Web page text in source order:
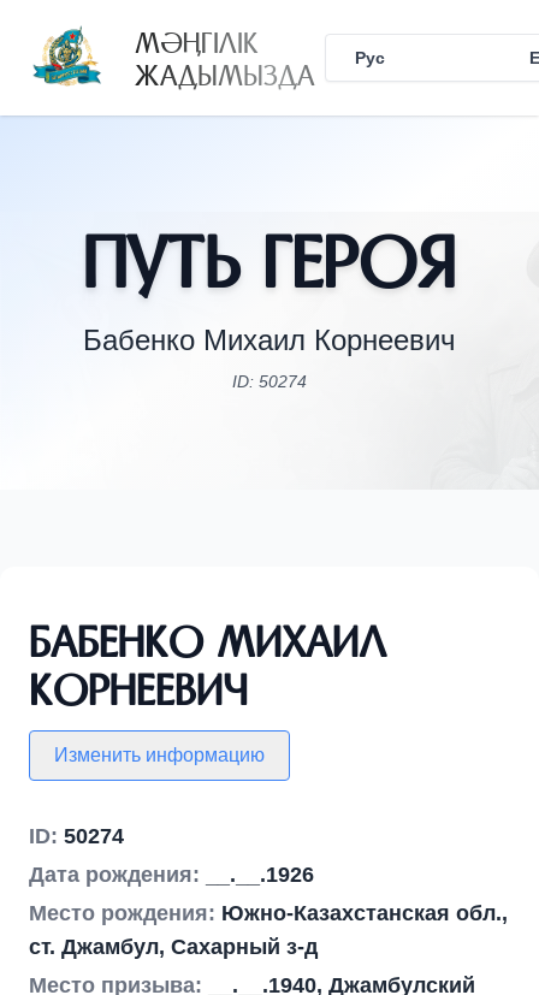
МӘҢГІЛІК
ЖАДЫМЫЗДА Рус
Путь Героя
Бабенко Михаил Корнеевич
ID: 50274
Бабенко Михаил
Корнеевич
Изменить информацию
ID: 50274
Дата рождения:
__.__.1926
Место рождения: Южно-Казахстанская обл.,
ст. Джамбул, Сахарный з-д
Место призыва:
__.__.1940, Джамбулский